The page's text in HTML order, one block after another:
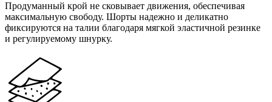
Продуманный крой не сковывает движения, обеспечивая
максимальную свободу. Шорты надежно и деликатно
фиксируются на талии благодаря мягкой эластичной резинке
и регулируемому шнурку.